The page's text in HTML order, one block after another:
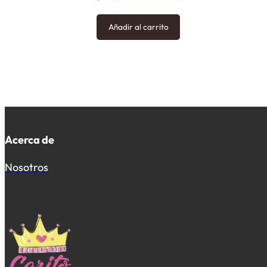
Añadir al carrito
Acerca de
Nosotros